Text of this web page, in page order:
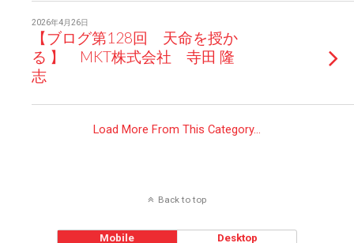
2026年4月26日
【ブログ第128回 天命を授か
る 】 MKT株式会社 寺田 隆
志
Load More From This Category…
Back to top
Mobile Desktop